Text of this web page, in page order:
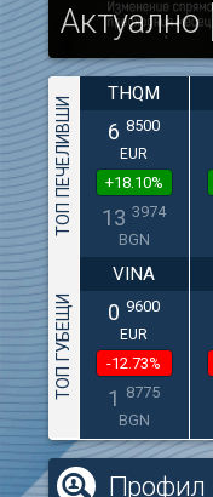
Актуално
ТОП ПЕЧЕЛИВШИ
THQM
6 8500
EUR
+18.10%
13 3974
BGN
ТОП ГУБЕЩИ
VINA
0 9600
EUR
-12.73%
1 8775
BGN
Профил